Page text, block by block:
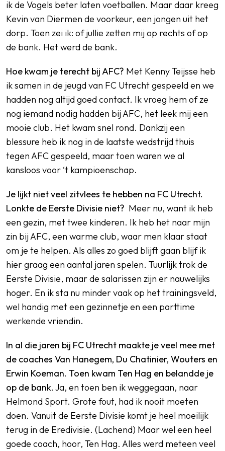
ik de Vogels beter laten voetballen. Maar daar kreeg
Kevin van Diermen de voorkeur, een jongen uit het
dorp. Toen zei ik: of jullie zetten mij op rechts of op
de bank. Het werd de bank.
Hoe kwam je terecht bij AFC? Met Kenny Teijsse heb
ik samen in de jeugd van FC Utrecht gespeeld en we
hadden nog altijd goed contact. Ik vroeg hem of ze
nog iemand nodig hadden bij AFC, het leek mij een
mooie club. Het kwam snel rond. Dankzij een
blessure heb ik nog in de laatste wedstrijd thuis
tegen AFC gespeeld, maar toen waren we al
kansloos voor ‘t kampioenschap.
Je lijkt niet veel zitvlees te hebben na FC Utrecht.
Lonkte de Eerste Divisie niet? Meer nu, want ik heb
een gezin, met twee kinderen. Ik heb het naar mijn
zin bij AFC, een warme club, waar men klaar staat
om je te helpen. Als alles zo goed blijft gaan blijf ik
hier graag een aantal jaren spelen. Tuurlijk trok de
Eerste Divisie, maar de salarissen zijn er nauwelijks
hoger. En ik sta nu minder vaak op het trainingsveld,
wel handig met een gezinnetje en een parttime
werkende vriendin.
In al die jaren bij FC Utrecht maakte je veel mee met
de coaches Van Hanegem, Du Chatinier, Wouters en
Erwin Koeman. Toen kwam Ten Hag en belandde je
op de bank. Ja, en toen ben ik weggegaan, naar
Helmond Sport. Grote fout, had ik nooit moeten
doen. Vanuit de Eerste Divisie komt je heel moeilijk
terug in de Eredivisie. (Lachend) Maar wel een heel
goede coach, hoor, Ten Hag. Alles werd meteen veel